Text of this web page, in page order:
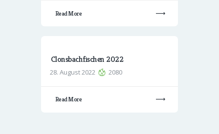
Read More
Clonsbachfischen 2022
28. August 2022 2080
Read More